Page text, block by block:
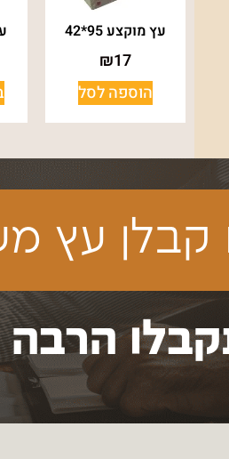
עץ מוקצע 95*42
₪17
הוספה לסל
עץ
הרבה